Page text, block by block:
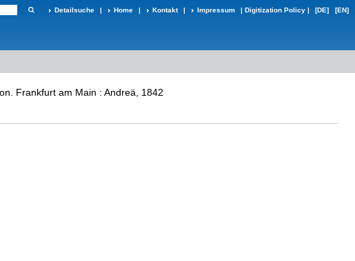
Detailsuche | Home | Kontakt | Impressum | Digitization Policy | [DE] [EN]
Frankfurt am Main : Andreä, 1842